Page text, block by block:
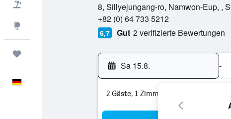
8, Sillyejungang-ro, Namwon-Eup, ,
+82 (0) 64 733 5212
6,7 Gut 2 verifizierte Bewertungen
Sa 15.8. -
2 Gäste, 1 Zimmer